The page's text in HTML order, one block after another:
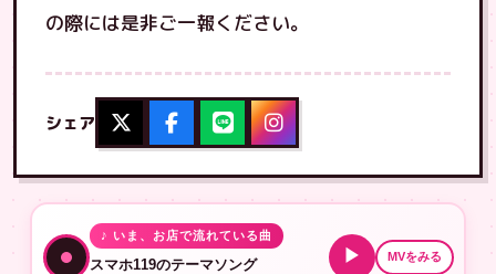
の際には是非ご一報ください。
シェア
♪ いま、お店で流れている曲
スマホ119のテーマソング ▶ MVをみる